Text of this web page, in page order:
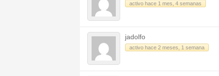
activo hace 1 mes, 4 semanas
jadolfo
activo hace 2 meses, 1 semana